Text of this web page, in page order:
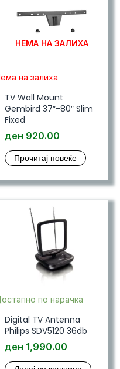
НЕМА НА ЗАЛИХА
на залиха
TV Wall Mount
Gembird 37″-80″ Slim
Fixed
ден 920.00
Прочитај повеќе
по нарачка
Digital TV Antenna
Philips SDV5120 36db
ден 1,990.00